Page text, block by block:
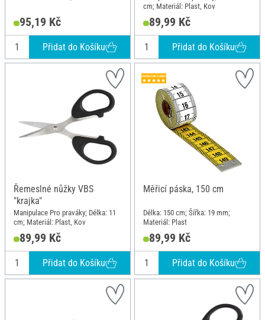
95,19 Kč
Přidat do Košíku
cm; Materiál: Plast, Kov
89,99 Kč
Přidat do Košíku
Řemeslné nůžky VBS
"krajka"
Manipulace Pro praváky; Délka: 11
cm; Materiál: Plast, Kov
89,99 Kč
Přidat do Košíku
Měřicí páska, 150 cm
Délka: 150 cm; Šířka: 19 mm;
Materiál: Plast
89,99 Kč
Přidat do Košíku